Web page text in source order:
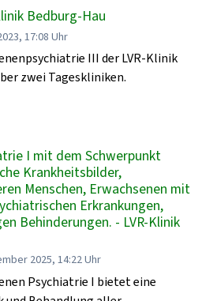
Bedburg-Hau
17:08 Uhr
III der LVR-Klinik
zwei Tageskliniken.
I mit dem Schwerpunkt
Krankheitsbilder,
Menschen, Erwachsenen mit
Erkrankungen,
Behinderungen. - LVR-Klinik
2025, 14:22 Uhr
Psychiatrie I bietet eine